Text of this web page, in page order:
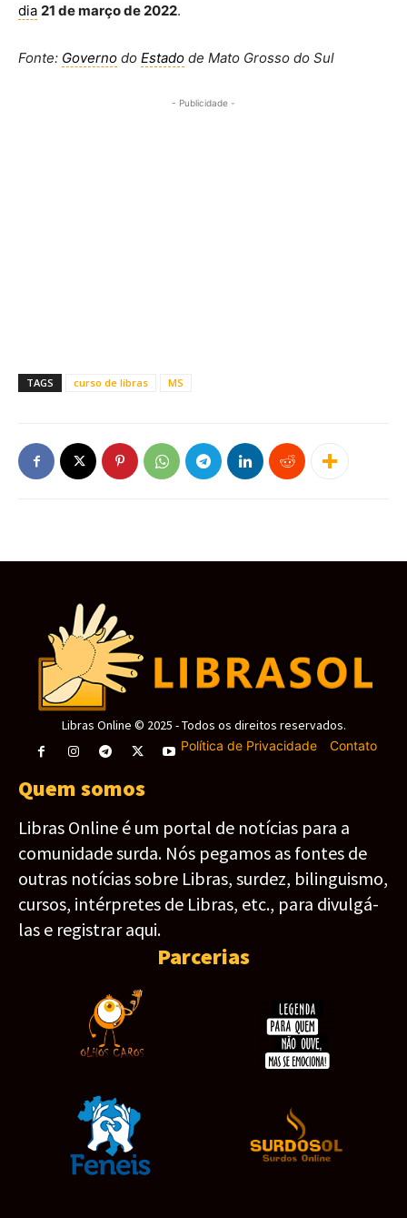
dia 21 de março de 2022.
Fonte: Governo do Estado de Mato Grosso do Sul
- Publicidade -
TAGS curso de libras MS
Libras Online © 2025 - Todos os direitos reservados.
Política de Privacidade- Contato
Quem somos
Libras Online é um portal de notícias para a
comunidade surda. Nós pegamos as fontes de
outras notícias sobre Libras, surdez, bilinguismo,
cursos, intérpretes de Libras, etc., para divulgá-
las e registrar aqui.
Parcerias